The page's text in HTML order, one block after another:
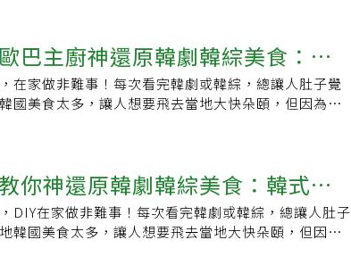
銀牌後分享他的心情：「不是第一名才是成功。」希
華射箭隊，而他也提到，連霸兩次的韓國隊非常厲
還有非常多要學習的地方，充分地展現了運動家雖敗
桌球混雙銅牌：鄭怡靜、林昀儒「會一直拚，不拚到
稱為「黃金混雙」的林昀儒和鄭怡靜，日前為中華桌
分享，能夠獲得這座得來不易的獎牌，並不單單只是
人朋友和粉絲在背後強大的支持，是他們能奪得銅牌
到「接下來的比賽我們也會一直拚，不拚到最後不放
子單人賽中，鄭怡靜以4:0比數止步於32強，但相信擁
未來將會持續地挑戰自己，創造一場又一場的耀眼佳
，多集中於首都圈。當局表示，近一週新增確診案例
染指數從4週前的0.79持續攀升至接近1，若春節連假
感染指數很有可能再次突破1，意指每名確診者會傳染
，2019年訪台韓國旅客及訪韓台灣旅客分別都超過
今年訪台韓國旅客人次再創新高，不料卻爆發武漢肺
光業也大受衝擊；而囿於韓國國內疫情，也難以舉辦
不過，從韓國海關人員的反應看來，疫情若能成功獲
&amp; Johnson）旗下的楊森藥廠
，莫德納（Moderna）則規劃在明年1月簽約完成。
苗全球取得機制（COVAX）與上述4家國際藥廠簽約，
的疫苗，明年2到3月將分批取得，並準備實施接種。
命令，確保「美國人民優先接種美國疫苗」，輿論憂
標在2021年11月流行性感冒好發期來臨前接種完成。
況，林仁澤說，韓國開發進度確實較別國慢，最快可
才會開發完成。
巴主廚神還原韓劇韓綜美食：炸
在家做非難事！每次看完韓劇或韓綜，總讓人肚子覺
國美食太多，讓人想要飛去當地大快朵頤，但因為疫
，搭配詳細圖片說明，無私分享正宗韓式料理與點心
餐桌上最愛美食，「正韓食」即將在你家華麗重現。
」這道菜是我老婆妙麗到韓國第1個指定菜色，而且我
為想看外送的鐵盒子，想起來還蠻好笑的。外送的炸
且一定要附上醃黃蘿蔔。炸醬麵在韓國是屬於中國料
你神還原韓劇韓綜美食：韓式炸
DIY在家做非難事！每次看完韓劇或韓綜，總讓人肚子
韓國美食太多，讓人想要飛去當地大快朵頤，但因為